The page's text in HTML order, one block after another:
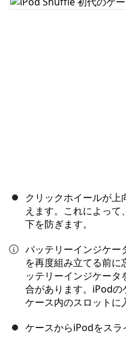
コメントを追加
クリックホイールが
えます。これによっ
下を防ぎます。
バッテリーインジケー
を再度組み立てる前
ッテリーインジケー
合があります。iPodの
ケース内のスロットに
ケースからiPodをスラ